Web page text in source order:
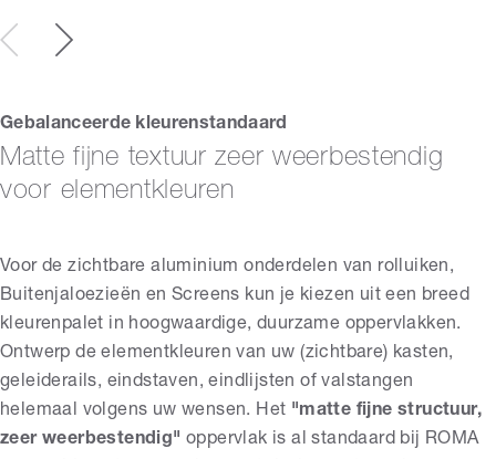
Gebalanceerde kleurenstandaard
Matte fijne textuur zeer weerbestendig
voor elementkleuren
Voor de zichtbare aluminium onderdelen van rolluiken,
Buitenjaloezieën en Screens kun je kiezen uit een breed
kleurenpalet in hoogwaardige, duurzame oppervlakken.
Ontwerp de elementkleuren van uw (zichtbare) kasten,
geleiderails, eindstaven, eindlijsten of valstangen
helemaal volgens uw wensen. Het "matte fijne structuur,
zeer weerbestendig" oppervlak is al standaard bij ROMA